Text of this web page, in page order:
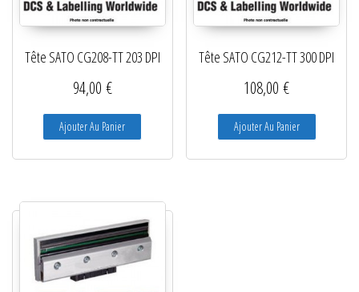
Tête SATO CG208-TT 203 DPI
94,00 €
Ajouter Au Panier
Tête SATO CG212-TT 300 DPI
108,00€
Ajouter Au Panier